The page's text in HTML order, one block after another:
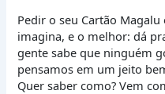
Pedir o seu Cartão
imagina, e o melhor: dá
gente sabe que ninguém
pensamos em um jeito
Quer saber como? Vem